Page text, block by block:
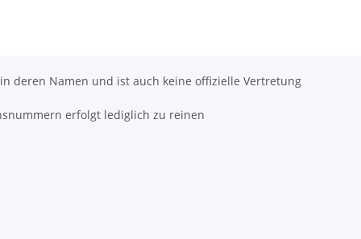
deren Namen und ist auch keine offizielle Vertretung
erfolgt lediglich zu reinen